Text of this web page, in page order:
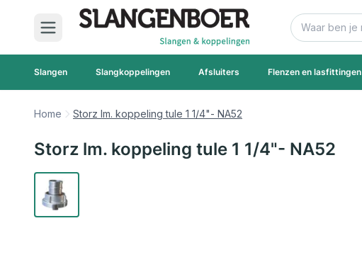
Ga naar de inhoud
Zoek
Slangen Slangkoppelingen Afsluiters Flenzen en lasfittingen
Home Storz lm. koppeling tule 1 1/4"- NA52
Storz lm. koppeling tule 1 1/4"- NA52